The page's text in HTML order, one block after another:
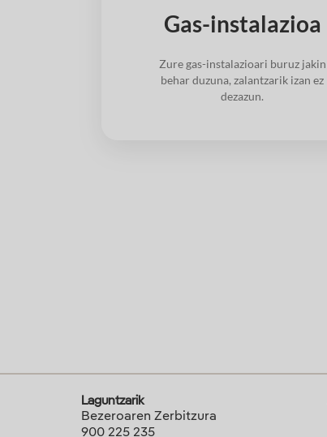
Gas-instalazioa
Zure gas-instalazioari buruz jakin
behar duzuna, zalantzarik izan ez
dezazun.
Laguntzarik
Bezeroaren Zerbitzura
900 225 235